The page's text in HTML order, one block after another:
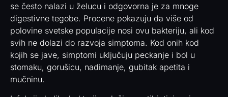
se često nalazi u želucu i odgovorna je za mnoge
digestivne tegobe. Procene pokazuju da više od
polovine svetske populacije nosi ovu bakteriju, ali kod
svih ne dolazi do razvoja simptoma. Kod onih kod
kojih se jave, simptomi uključuju peckanje i bol u
stomaku, gorušicu, nadimanje, gubitak apetita i
mučninu.